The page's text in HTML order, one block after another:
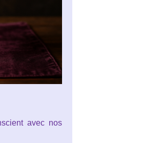
avec nos